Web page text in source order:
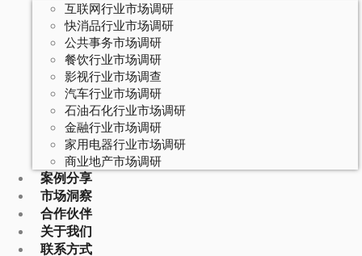
互联网行业市场调研
快消品行业市场调研
公共事务市场调研
餐饮行业市场调研
影视行业市场调查
汽车行业市场调研
石油石化行业市场调研
金融行业市场调研
家用电器行业市场调研
商业地产市场调研
案例分享
市场洞察
合作伙伴
关于我们
联系方式